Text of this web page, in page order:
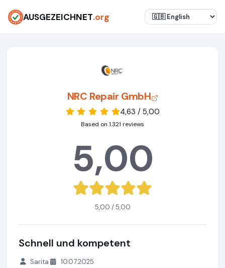
AUSGEZEICHNET.org
NRC Repair GmbH
4,63 / 5,00
Based on 1.321 reviews
5,00
5,00 / 5,00
Schnell und kompetent
Sarita 10.07.2025